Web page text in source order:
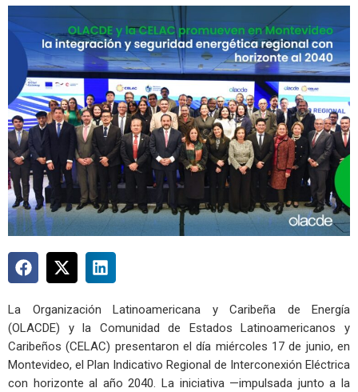
La Organización Latinoamericana y Caribeña de Energía
(OLACDE) y la Comunidad de Estados Latinoamericanos y
Caribeños (CELAC) presentaron el día miércoles 17 de junio, en
Montevideo, el Plan Indicativo Regional de Interconexión Eléctrica
con horizonte al año 2040. La iniciativa —impulsada junto a la